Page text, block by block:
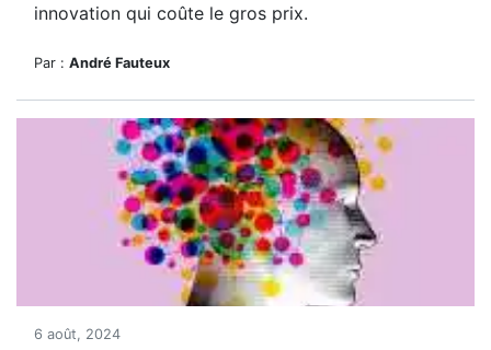
innovation qui coûte le gros prix.
Par : André Fauteux
6 août, 2024